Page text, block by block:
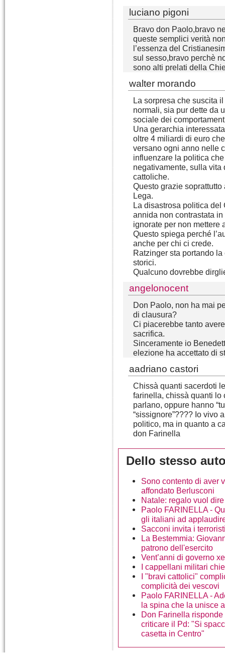
luciano pigoni
Bravo don Paolo,bravo
queste semplici verità
l’essenza del
sul sesso,bravo perchè
sono alti prelati della
walter morando
La sorpresa che suscita
normali, sia pur dette da
sociale dei
Una gerarchia
oltre 4 miliardi di euro
versano ogni anno nelle
influenzare la politica
negativamente, sulla
cattoliche.
Questo grazie
Lega.
La disastrosa politica del
annida non contrastata
ignorate per non mettere
Questo spiega perché
anche per chi ci crede.
Ratzinger sta portando
storici.
Qualcuno dovrebbe
angelonocent
Don Paolo, non ha mai
di clausura?
Ci piacerebbe tanto
sacrifica.
Sinceramente io
elezione ha accettato di
aadriano castori
Chissà quanti sacerdoti
farinella, chissà quanti lo
parlano, oppure hanno
“sissignore”???? Io vivo
politico, ma in quanto a
don Farinella
Dello stesso
Sono contento di aver
affondato Berlusconi
Natale: regalo vuol
Paolo FARINELLA -
gli italiani ad
Sacconi invita i
La Bestemmia:
patrono dell'esercito
Vent’anni di governo
I cappellani militari
I "bravi cattolici"
complicità dei vescovi
Paolo FARINELLA -
la spina che la unisce
Don Farinella
criticare il Pd: "Si
casetta in Centro"